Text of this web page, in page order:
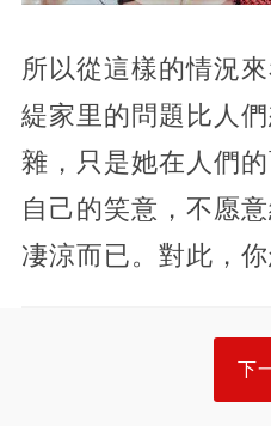
所以從這樣的情況
緹家里的問題比人
雜，只是她在人們
自己的笑意，不愿
凄涼而已。對此，你
下